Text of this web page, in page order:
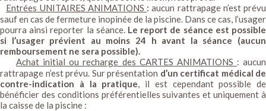
Entrées UNITAIRES ANIMATIONS :aucun rattrapage n’est prévu
sauf en cas de fermeture inopinée de la piscine. Dans ce cas, l’usager
pourra ainsi reporter la séance. Le report de séance est possible
si l’usager prévient au moins 24 h avant la séance (aucun
remboursement ne sera possible).
Achat initial ou recharge des CARTES ANIMATIONS : aucun
rattrapage n’est prévu. Sur présentation d’un certificat médical de
contre-indication à la pratique , il est cependant possible de
bénéficier des conditions préférentielles suivantes et uniquement à
la caisse de la piscine :